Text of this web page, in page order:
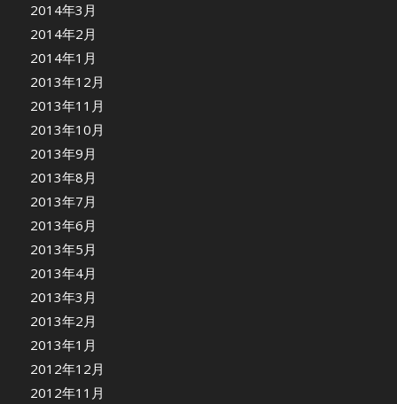
2014年3月
2014年2月
2014年1月
2013年12月
2013年11月
2013年10月
2013年9月
2013年8月
2013年7月
2013年6月
2013年5月
2013年4月
2013年3月
2013年2月
2013年1月
2012年12月
2012年11月